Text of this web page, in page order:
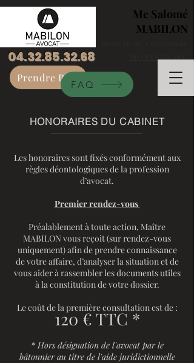
Me Salomé
MABILON
Prendre RDV
04.32.85.32.68
FAQ
HONORAIRES DU CABINET
Les honoraires sont fixés conformément aux
règles déontologiques de la profession
d’avocat.
Premier rendez-vous
Préalablement à toute action, Maître
MABILON vous reçoit (sur rendez-vous
uniquement) afin de prendre connaissance
de votre affaire, d’analyser la situation et de
vous aider à rassembler les documents utiles
à la constitution de votre dossier.
Le coût de la première consultation est de :
120 € TTC *
* Hors désignation de l'avocat par le
bâtonnier au titre de l'aide juridictionnelle